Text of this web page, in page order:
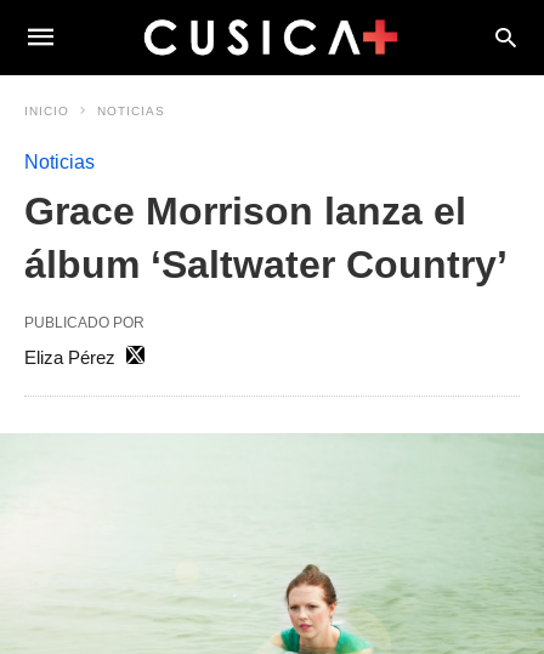
INICIO NOTICIAS
Noticias
Grace Morrison lanza el
álbum ‘Saltwater Country’
PUBLICADO POR
Eliza Pérez